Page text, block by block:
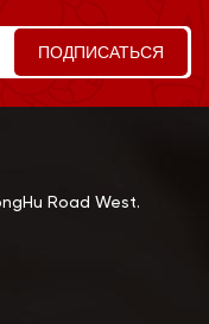
Road West.